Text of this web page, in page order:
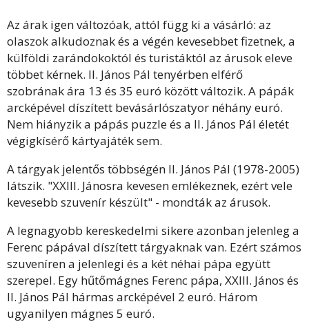
Az árak igen változóak, attól függ ki a vásárló: az
olaszok alkudoznak és a végén kevesebbet fizetnek, a
külföldi zarándokoktól és turistáktól az árusok eleve
többet kérnek. II. János Pál tenyérben elférő
szobrának ára 13 és 35 euró között változik. A pápák
arcképével díszített bevásárlószatyor néhány euró.
Nem hiányzik a pápás puzzle és a II. János Pál életét
végigkísérő kártyajáték sem.
A tárgyak jelentős többségén II. János Pál (1978-2005)
látszik. "XXIII. Jánosra kevesen emlékeznek, ezért vele
kevesebb szuvenír készült" - mondták az árusok.
A legnagyobb kereskedelmi sikere azonban jelenleg a
Ferenc pápával díszített tárgyaknak van. Ezért számos
szuveníren a jelenlegi és a két néhai pápa együtt
szerepel. Egy hűtőmágnes Ferenc pápa, XXIII. János és
II. János Pál hármas arcképével 2 euró. Három
ugyanilyen mágnes 5 euró.